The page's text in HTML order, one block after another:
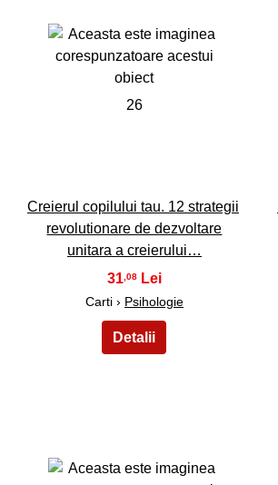
26
Creierul copilului tau. 12 strategii
revolutionare de dezvoltare
unitara a creierului…
31 ,08
Carti › Psihologie